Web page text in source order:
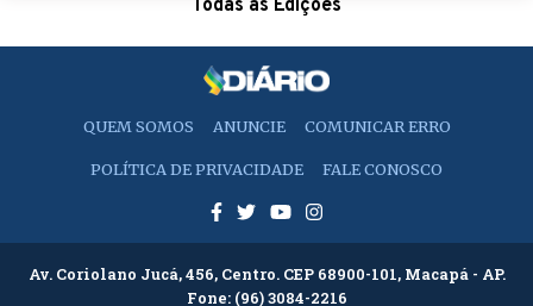
Todas as Edições
QUEM SOMOS ANUNCIE COMUNICAR ERRO
POLÍTICA DE PRIVACIDADE FALE CONOSCO
Av. Coriolano Jucá, 456, Centro. CEP 68900-101, Macapá - AP.
Fone: (96) 3084-2216